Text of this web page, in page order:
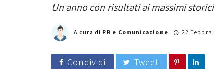
Un anno con risultati ai massimi
A cura di PR e Comunicazione 22
Condividi Tweet